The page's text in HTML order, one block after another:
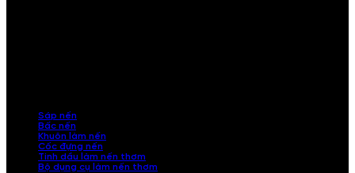
Sáp nến
Bấc nến
Khuôn làm nến
Cốc đựng nến
Tinh dầu làm nến thơm
Bộ dụng cụ làm nến thơm